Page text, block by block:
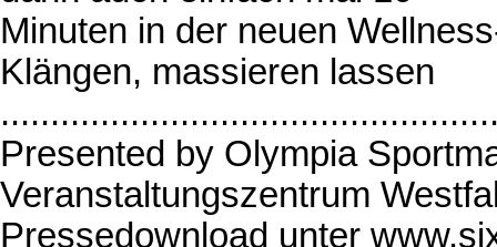
Minuten in der neuen
Klängen, massieren lassen
Presented by Olympia
Veranstaltungszentrum
Pressedownload unter